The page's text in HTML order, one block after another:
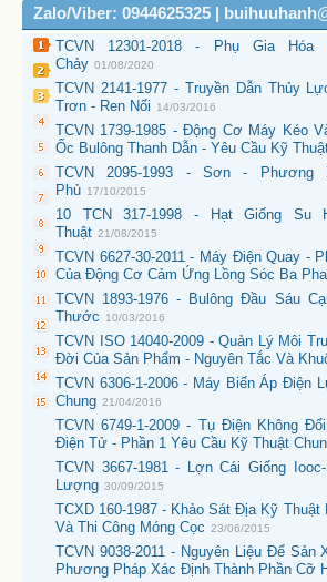
Zalo/Viber: 0944625325 |
TCVN 12301-2018 - Phụ Gia
Chảy 01/08/2020
TCVN 2141-1977 - Truyền Dẫn Thủy
Trơn - Ren Nối
14/03/2016
TCVN 1739-1985 - Động Cơ Máy Kéo
Ốc Bulông Thanh Dẫn - Yêu Cầu Kỹ
TCVN 2095-1993 - Sơn -
Phủ 17/10/2015
10 TCN 317-1998 - Hạt Giống Su
Thuật 21/08/2015
TCVN 6627-30-2011 - Máy Điện Quay -
Của Động Cơ Cảm Ứng Lồng Sóc Ba Pha
TCVN 1893-1976 - Bulông Đầu Sáu
Thước
10/03/2016
TCVN ISO 14040-2009 - Quản Lý Môi
Đời Của Sản Phẩm - Nguyên Tắc Và
TCVN 6306-1-2006 - Máy Biến Áp Điện
Chung 21/04/2016
TCVN 6749-1-2009 - Tụ Điện Không
Điện Tử - Phần 1 Yêu Cầu Kỹ Thuật
TCVN 3667-1981 - Lợn Cái Giống
Lượng 30/09/2015
TCXD 160-1987 - Khảo Sát Địa Kỹ Thuật
Và Thi Công Móng Cọc 23/06/2015
TCVN 9038-2011 - Nguyên Liệu Để Sản
Phương Pháp Xác Định Thành Phần Cỡ